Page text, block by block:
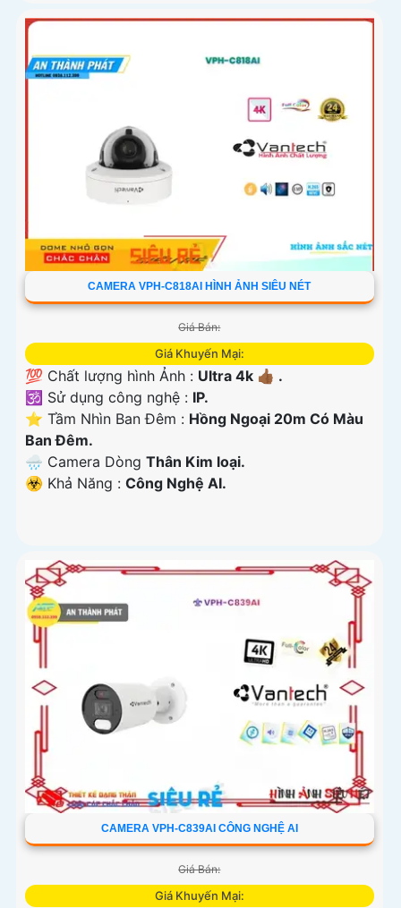
CAMERA VPH-C818AI HÌNH ẢNH SIÊU NÉT
Giá Bán:
Giá Khuyến Mại:
💯 Chất lượng hình Ảnh : Ultra 4k 👍🏾 .
🕉️ Sử dụng công nghệ : IP.
⭐ Tầm Nhìn Ban Đêm : Hồng Ngoại 20m Có Màu
Ban Ðêm.
🌧️ Camera Dòng Thân Kim loại.
️☣️ Khả Năng : Công Nghệ AI.
CAMERA VPH-C839AI CÔNG NGHỆ AI
Giá Bán:
Giá Khuyến Mại: